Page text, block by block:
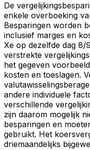
De
enkele overboeking
Besparingen worden
inclusief marges en
Xe op dezelfde dag 8/
verstrekte
het gegeven
kosten en toeslagen.
andere individuele
verschillende
zijn daarom mogelijk
besparingen en
gebruikt. Het
driemaandelijks